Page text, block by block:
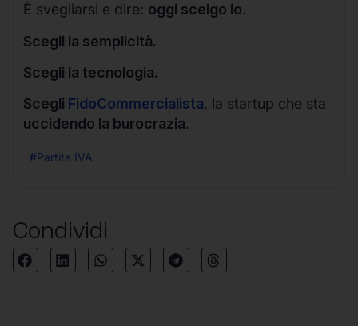
È svegliarsi e dire: oggi scelgo io.
Scegli la semplicità.
Scegli la tecnologia.
Scegli FidoCommercialista, la startup che sta
uccidendo la burocrazia.
#Partita IVA
Condividi